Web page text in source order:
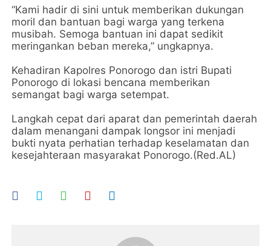
“Kami hadir di sini untuk memberikan dukungan
moril dan bantuan bagi warga yang terkena
musibah. Semoga bantuan ini dapat sedikit
meringankan beban mereka,” ungkapnya.
Kehadiran Kapolres Ponorogo dan istri Bupati
Ponorogo di lokasi bencana memberikan
semangat bagi warga setempat.
Langkah cepat dari aparat dan pemerintah daerah
dalam menangani dampak longsor ini menjadi
bukti nyata perhatian terhadap keselamatan dan
kesejahteraan masyarakat Ponorogo.(Red.AL)